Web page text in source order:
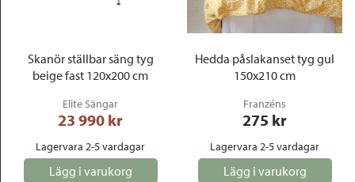
Skanör ställbar säng tyg
beige fast 120x200 cm
Elite Sängar
23 990 kr
Lagervara 2-5 vardagar
Lägg i varukorg
Hedda påslakanset tyg gul
150x210 cm
Franzéns
275 kr
Lagervara 2-5 vardagar
Lägg i varukorg